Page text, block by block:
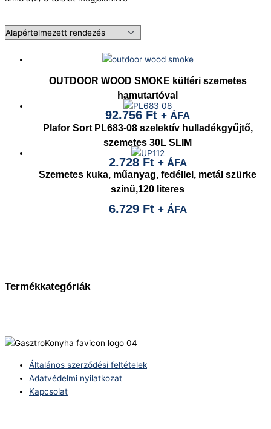
Termékkategóriák
OUTDOOR WOOD SMOKE kültéri szemetes
hamutartóval
92.756 Ft + ÁFA
Plafor Sort PL683-08 szelektív hulladékgyűjtő,
szemetes 30L SLIM
2.728 Ft + ÁFA
Szemetes kuka, műanyag, fedéllel, metál szürke
színű,120 literes
6.729 Ft + ÁFA
Általános szerződési feltételek
Adatvédelmi nyilatkozat
Kapcsolat